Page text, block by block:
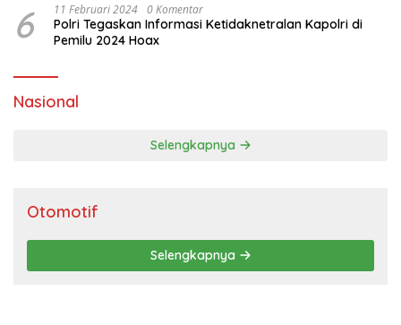
6 11 Februari 2024 0 Komentar
Polri Tegaskan Informasi Ketidaknetralan Kapolri di
Pemilu 2024 Hoax
Nasional
Selengkapnya
Otomotif
Selengkapnya